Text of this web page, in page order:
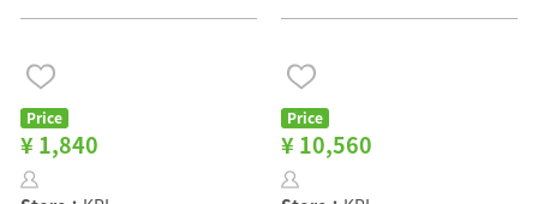
Price
¥ 1,840
Price
¥ 10,560